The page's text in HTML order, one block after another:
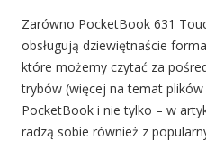
Zarówno PocketBook 631
obsługują dziewiętnaście
które możemy czytać za
trybów (więcej na temat plików
PocketBook i nie tylko – w
radzą sobie również z